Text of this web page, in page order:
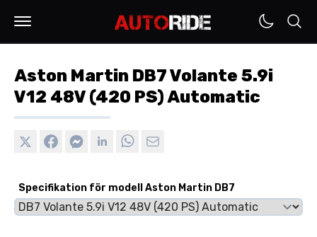
Aston Martin DB7 Volante 5.9i
V12 48V (420 PS) Automatic
Specifikation för modell Aston Martin DB7